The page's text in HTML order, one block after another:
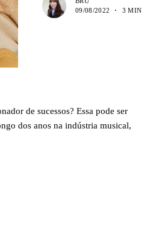
09/08/2022
3 MIN
de sucessos? Essa pode ser
dos anos na indústria musical,